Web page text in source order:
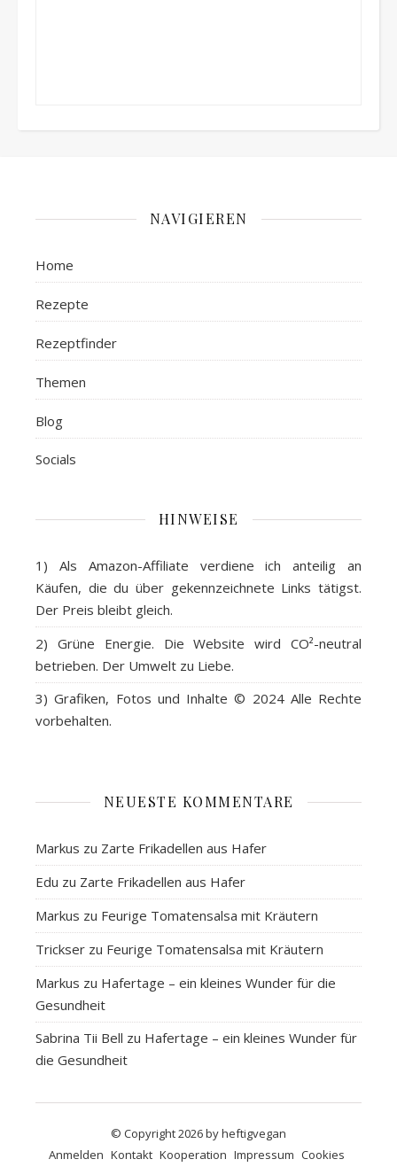
NAVIGIEREN
Home
Rezepte
Rezeptfinder
Themen
Blog
Socials
HINWEISE
1) Als Amazon-Affiliate verdiene ich anteilig an
Käufen, die du über gekennzeichnete Links tätigst.
Der Preis bleibt gleich.
2) Grüne Energie. Die Website wird CO²-neutral
betrieben. Der Umwelt zu Liebe.
3)Grafiken, Fotos und Inhalte © 2024 Alle Rechte
vorbehalten.
NEUESTE KOMMENTARE
Markus zu Zarte Frikadellen aus Hafer
Edu zu Zarte Frikadellen aus Hafer
Markus zu Feurige Tomatensalsa mit Kräutern
Trickser zu Feurige Tomatensalsa mit Kräutern
Markus zu Hafertage – ein kleines Wunder für die
Gesundheit
Sabrina Tii Bell zu Hafertage – ein kleines Wunder für
die Gesundheit
© Copyright 2026 by heftigvegan
Anmelden Kontakt Kooperation Impressum Cookies